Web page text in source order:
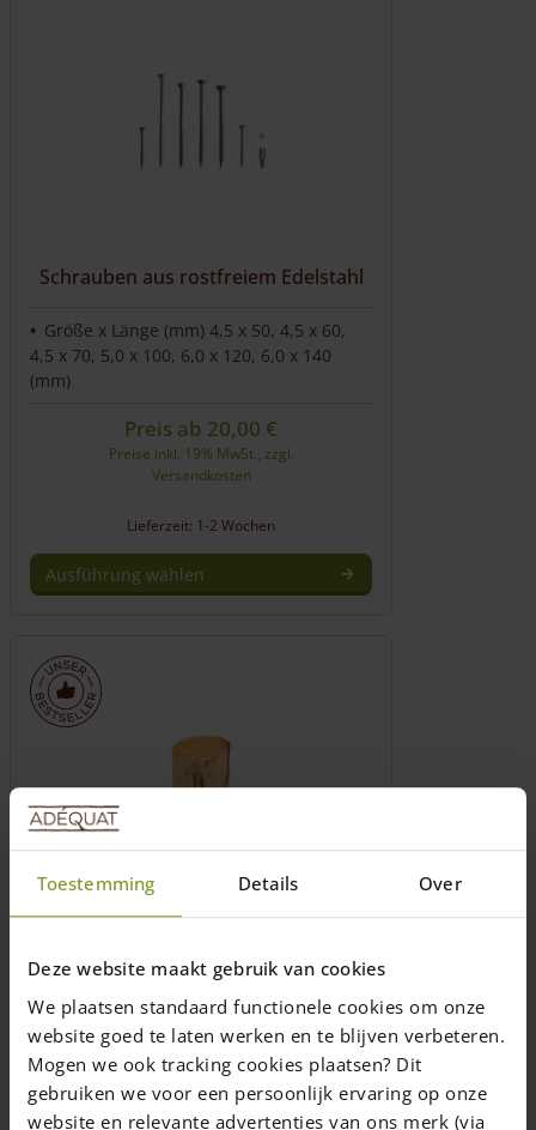
Toestemming Details Over
Deze website maakt gebruik van cookies
We plaatsen standaard functionele cookies om onze
website goed te laten werken en te blijven verbeteren.
Mogen we ook tracking cookies plaatsen? Dit
gebruiken we voor een persoonlijk ervaring op onze
website en relevante advertenties van ons merk (via
Schrauben aus rostfreiem Edelstahl
Größe x Länge (mm) 4,5 x 50, 4,5 x 60,
4,5 x 70, 5,0 x 100, 6,0 x 120, 6,0 x 140
(mm)
Preis ab 20,00 €
Preise inkl. 19% MwSt., zzgl.
Versandkosten
Lieferzeit: 1-2 Wochen
Ausführung wählen
weist
mehrere
Varianten
auf.
Optionen
können
auf
der
Produktseite
350, 400, 500, 600 (cm)
Ab 350 cm standard ungespitzt
Gemessen an der dünnsten Seite
Preis ab 6,00€